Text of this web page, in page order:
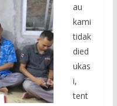
au
kami
tidak
died
ukas
i,
tent